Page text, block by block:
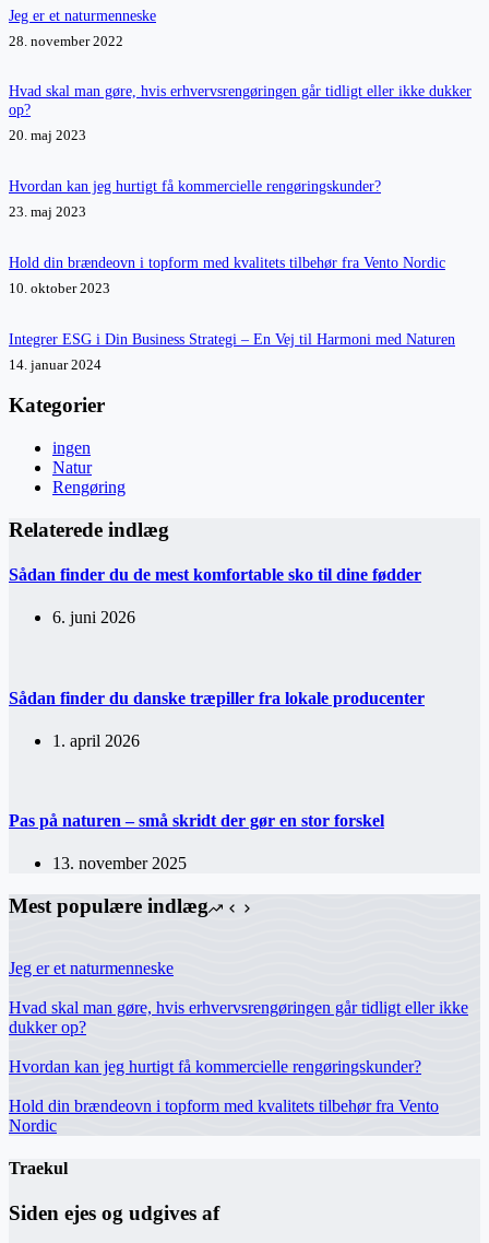
Jeg er et naturmenneske
28. november 2022
Hvad skal man gøre, hvis erhvervsrengøringen går tidligt eller ikke dukker
op?
20. maj 2023
Hvordan kan jeg hurtigt få kommercielle rengøringskunder?
23. maj 2023
Hold din brændeovn i topform med kvalitets tilbehør fra Vento Nordic
10. oktober 2023
Integrer ESG i Din Business Strategi – En Vej til Harmoni med Naturen
14. januar 2024
Kategorier
ingen
Natur
Rengøring
Relaterede indlæg
Sådan finder du de mest komfortable sko til dine fødder
6. juni 2026
Sådan finder du danske træpiller fra lokale producenter
1. april 2026
Pas på naturen – små skridt der gør en stor forskel
13. november 2025
Mest populære indlæg
Jeg er et naturmenneske
Hvad skal man gøre, hvis erhvervsrengøringen går tidligt eller ikke
dukker op?
Hvordan kan jeg hurtigt få kommercielle rengøringskunder?
Hold din brændeovn i topform med kvalitets tilbehør fra Vento
Nordic
Traekul
Siden ejes og udgives af